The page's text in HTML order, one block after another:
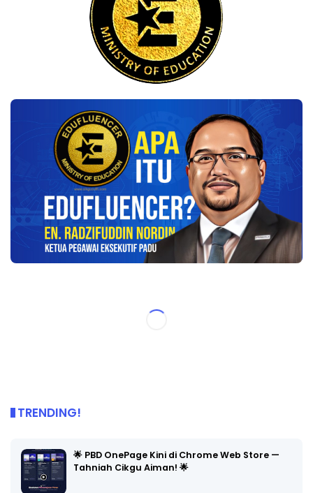
TRENDING!
🌟 PBD OnePage Kini di Chrome Web Store —
Tahniah Cikgu Aiman! 🌟